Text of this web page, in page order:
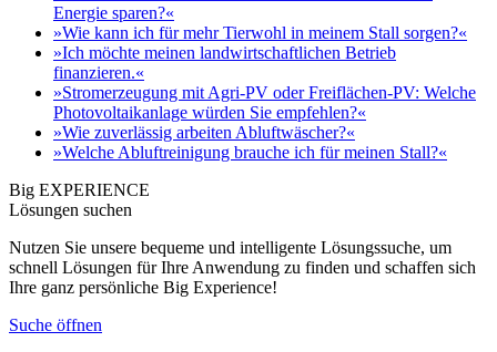
Energie sparen?«
»Wie kann ich für mehr Tierwohl in meinem Stall sorgen?«
»Ich möchte meinen landwirtschaftlichen Betrieb
finanzieren.«
»Stromerzeugung mit Agri-PV oder Freiflächen-PV: Welche
Photovoltaikanlage würden Sie empfehlen?«
»Wie zuverlässig arbeiten Abluftwäscher?«
»Welche Abluftreinigung brauche ich für meinen Stall?«
Big EXPERIENCE
Lösungen suchen
Nutzen Sie unsere bequeme und intelligente Lösungssuche, um
schnell Lösungen für Ihre Anwendung zu finden und schaffen sich
Ihre ganz persönliche Big Experience!
Suche öffnen